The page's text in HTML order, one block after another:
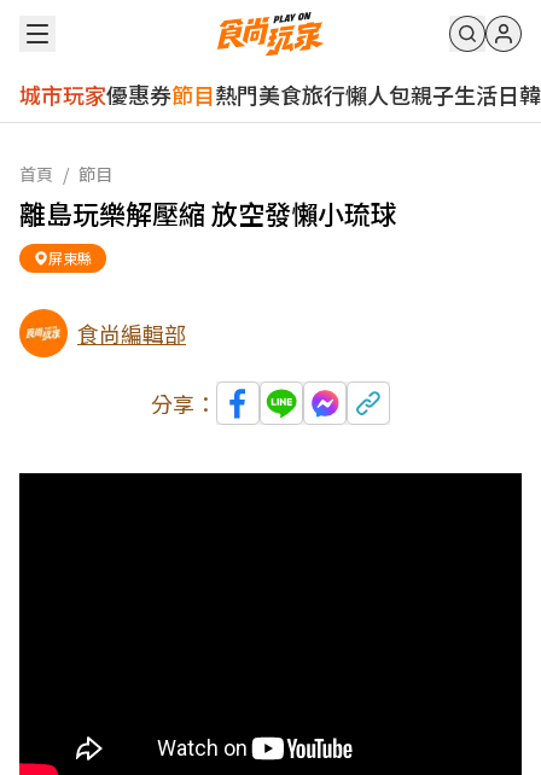
城市玩家優惠券節目熱門美食旅行懶人包親子生活日韓
首頁 / 節目
離島玩樂解壓縮 放空發懶小琉球
屏東縣
食尚編輯部
分享：